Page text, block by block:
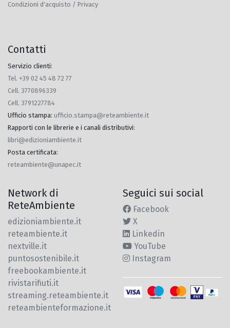
Condizioni d'acquisto / Privacy
Contatti
Servizio clienti:
Tel. +39 02 45 48 72 77
Cell. 3770896339
Cell. 3791227784
Ufficio stampa: ufficio.stampa@reteambiente.it
Rapporti con le librerie e i canali distributivi:
libri@edizioniambiente.it
Posta certificata:
reteambiente@unapec.it
Network di
ReteAmbiente
edizioniambiente.it
reteambiente.it
nextville.it
puntosostenibile.it
freebookambiente.it
rivistarifiuti.it
streaming.reteambiente.it
reteambienteformazione.it
Seguici sui social
Facebook
X
Linkedin
YouTube
Instagram